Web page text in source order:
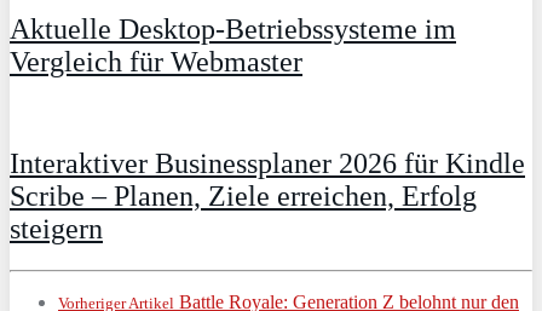
Aktuelle Desktop-Betriebssysteme im
Vergleich für Webmaster
Interaktiver Businessplaner 2026 für Kindle
Scribe – Planen, Ziele erreichen, Erfolg
steigern
Vorheriger Artikel Battle Royale: Generation Z belohnt nur den